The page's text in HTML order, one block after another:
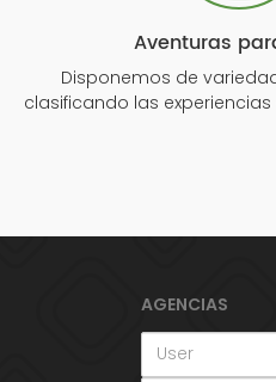
Aventuras
Disponemos de
clasificando las experiencias
AGENCIAS